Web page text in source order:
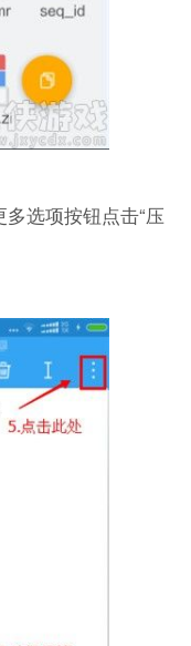
选项按钮点击“压